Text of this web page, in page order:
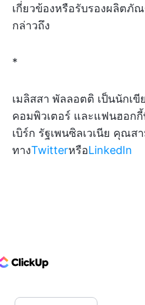
เกี่ยวข้องหรือรับรองผลิตภั
กล่าวถึง
*
เมลิสสา พัลลอตติ เป็นนักเ
คอมพิวเตอร์ และแฟนฮอก
เบิร์ก รัฐเพนซิลเวเนีย คุณส
ทางTwitterหรือLinkedIn
Logo